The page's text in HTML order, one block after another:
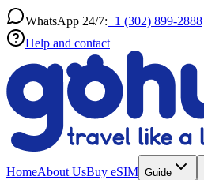
WhatsApp 24/7:+1 (302) 899-2888
Help and contact
HomeAbout UsBuy eSIM Guide